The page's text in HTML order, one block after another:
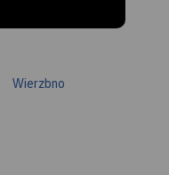
Wierzbno